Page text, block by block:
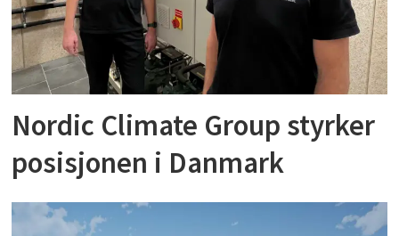
Nordic Climate Group styrker
posisjonen i Danmark